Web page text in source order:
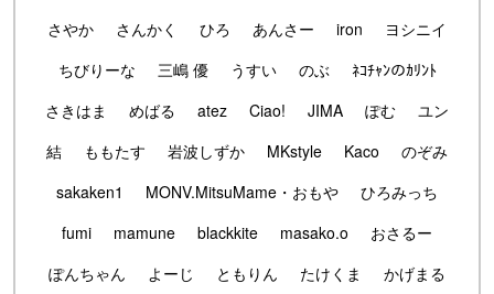
さやか
さんかく ひろ あんさー iron
ヨシニイ
ちびりーな
三嶋 優 うすい のぶ
ﾈｺﾁｬﾝのｶﾘﾝﾄ
さきはま
めばる atez Ciao! JIMA ぽむ
ユン
結
ももたす 岩波しずか MKstyle Kaco
のぞみ
sakaken1
MONV.MitsuMame・おもや
ひろみっち
fumi
mamune blackkite masako.o
おさるー
ぽんちゃん
よーじ ともりん たけくま
かげまる